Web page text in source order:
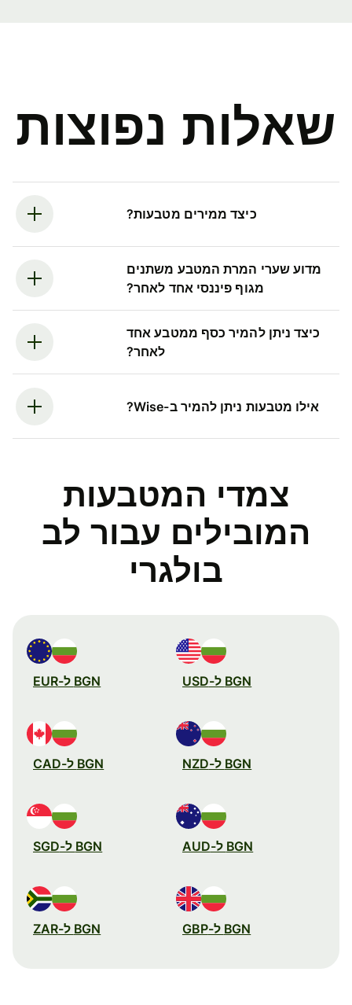
שאלות נפוצות
כיצד ממירים מטבעות?
מדוע שערי המרת המטבע משתנים
מגוף פיננסי אחד לאחר?
כיצד ניתן להמיר כסף ממטבע אחד
לאחר?
אילו מטבעות ניתן להמיר ב-Wise?
צמדי המטבעות
המובילים עבור לב
בולגרי
BGN ל-USD BGN ל-EUR
BGN ל-NZD BGN ל-CAD
BGN ל-AUD BGN ל-SGD
BGN ל-GBP BGN ל-ZAR